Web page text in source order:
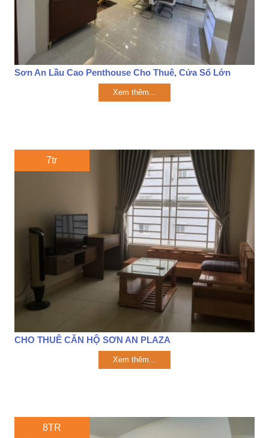
Sơn An Lầu Cao Penthouse Cho Thuê, Cửa Sổ Lớn
Xem thêm...
7tr
CHO THUÊ CĂN HỘ SƠN AN PLAZA
Xem thêm...
8TR